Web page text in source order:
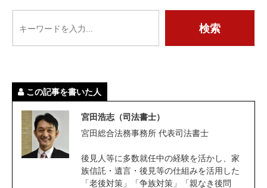
この記事を書いた人
宮田浩志（司法書士）
宮田総合法務事務所 代表司法書士
後見人等に多数就任中の経験を活かし、家
族信託・遺言・後見等の仕組みを活用した
「老後対策」「争族対策」「親なき後問